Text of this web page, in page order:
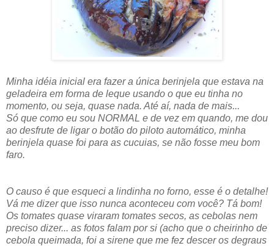
Minha idéia inicial era fazer a única berinjela que estava na
geladeira em forma de leque usando o que eu tinha no
momento, ou seja, quase nada. Até aí, nada de mais...
Só que como eu sou NORMAL e de vez em quando, me dou
ao desfrute de ligar o botão do piloto automático, minha
berinjela quase foi para as cucuias, se não fosse meu bom
faro.
O causo é que esqueci a lindinha no forno, esse é o detalhe!
Vá me dizer que isso nunca aconteceu com você? Tá bom!
Os tomates quase viraram tomates secos, as cebolas nem
preciso dizer... as fotos falam por si (acho que o cheirinho de
cebola queimada, foi a sirene que me fez descer os degraus